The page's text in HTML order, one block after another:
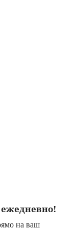
ежедневно!
на ваш